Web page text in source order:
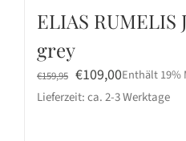
ELIAS RUMELIS
grey
€159,95 Ursprünglicher
Preis
€109,00Aktueller
Preis
Enthält 19%
Lieferzeit: ca. 2-3 Werktage